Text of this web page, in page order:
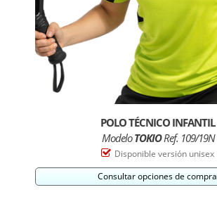
POLO TÉCNICO INFANTIL
ModeloTOKIORef. 109/19N
Disponible versión unisex
Consultar opciones de compra